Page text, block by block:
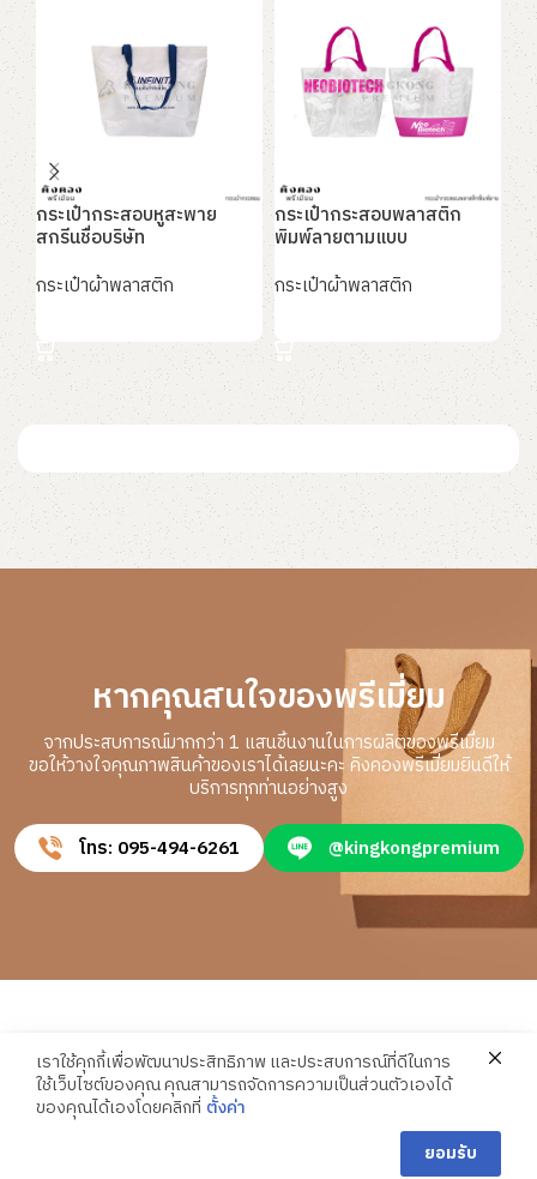
กระเป๋ากระสอบหูสะพาย
สกรีนชื่อบริษัท
กระเป๋าผ้าพลาสติก
กระเป๋ากระสอบพลาสติก
พิมพ์ลายตามแบบ
กระเป๋าผ้าพลาสติก
ก
เ
ก
หากคุณสนใจของพรีเมี่ยม
จากประสบการณ์มากกว่า 1 แสนชิ้นงานในการผลิตของพรีเมี่ยม
ขอให้วางใจคุณภาพสินค้าของเราได้เลยนะคะ คิงคองพรีเมี่ยมยินดีให้
บริการทุกท่านอย่างสูง
โทร: 095-494-6261
@kingkongpremium
โรงงานผลิตสินค้าพรีเมี่ยมคุณภาพสูง โดย คิงคองพรีเมียม - Premium.in.th. ©
เราใช้คุกกี้เพื่อพัฒนาประสิทธิภาพ และประสบการณ์ที่ดีในการ
ใช้เว็บไซต์ของคุณ คุณสามารถจัดการความเป็นส่วนตัวเองได้
ของคุณได้เองโดยคลิกที่ ตั้งค่า
ยอมรับ
ติดต่อเรา